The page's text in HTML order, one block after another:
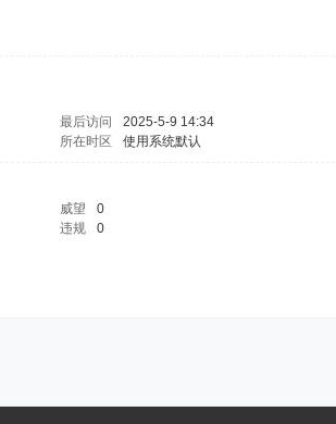
最后访问
2025-5-9 14:34
所在时区 使用系统默认
威望
0
违规
0